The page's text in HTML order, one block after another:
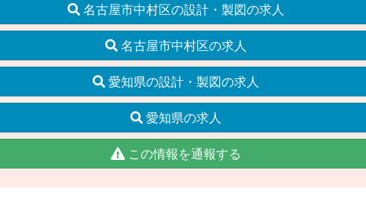
名古屋市中村区の設計・製図の求人
名古屋市中村区の求人
愛知県の設計・製図の求人
愛知県の求人
この情報を通報する